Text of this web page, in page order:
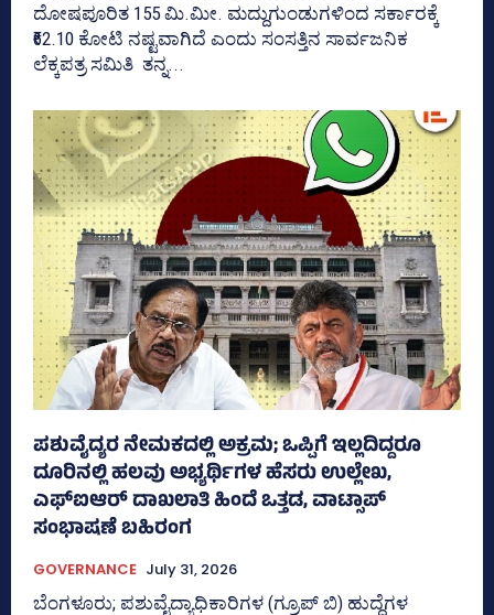
ದೋಷಪೂರಿತ 155 ಮಿ.ಮೀ. ಮದ್ದುಗುಂಡುಗಳಿಂದ ಸರ್ಕಾರಕ್ಕೆ
₹62.10 ಕೋಟಿ ನಷ್ಟವಾಗಿದೆ ಎಂದು ಸಂಸತ್ತಿನ ಸಾರ್ವಜನಿಕ
ಲೆಕ್ಕಪತ್ರ ಸಮಿತಿ ತನ್ನ...
ಪಶುವೈದ್ಯರ ನೇಮಕದಲ್ಲಿ ಅಕ್ರಮ; ಒಪ್ಪಿಗೆ ಇಲ್ಲದಿದ್ದರೂ
ದೂರಿನಲ್ಲಿ ಹಲವು ಅಭ್ಯರ್ಥಿಗಳ ಹೆಸರು ಉಲ್ಲೇಖ,
ಎಫ್‌ಐಆರ್ ದಾಖಲಾತಿ ಹಿಂದೆ ಒತ್ತಡ, ವಾಟ್ಸಾಪ್‌
ಸಂಭಾಷಣೆ ಬಹಿರಂಗ
GOVERNANCE July 31, 2026
ಬೆಂಗಳೂರು; ಪಶುವೈದ್ಯಾಧಿಕಾರಿಗಳ (ಗ್ರೂಪ್ ಬಿ) ಹುದ್ದೆಗಳ